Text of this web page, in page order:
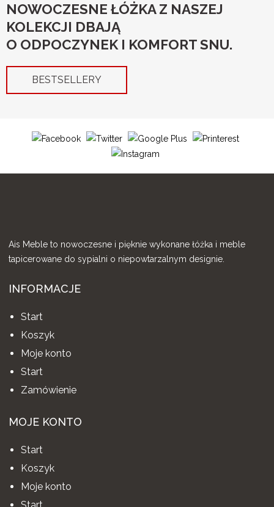
NOWOCZESNE ŁÓŻKA Z NASZEJ
KOLEKCJI DBAJĄ
O ODPOCZYNEK I KOMFORT SNU.
BESTSELLERY
Ais Meble to nowoczesne i pięknie wykonane łóżka i meble
tapicerowane do sypialni o niepowtarzalnym designie.
INFORMACJE
Start
Koszyk
Moje konto
Start
Zamówienie
MOJE KONTO
Start
Koszyk
Moje konto